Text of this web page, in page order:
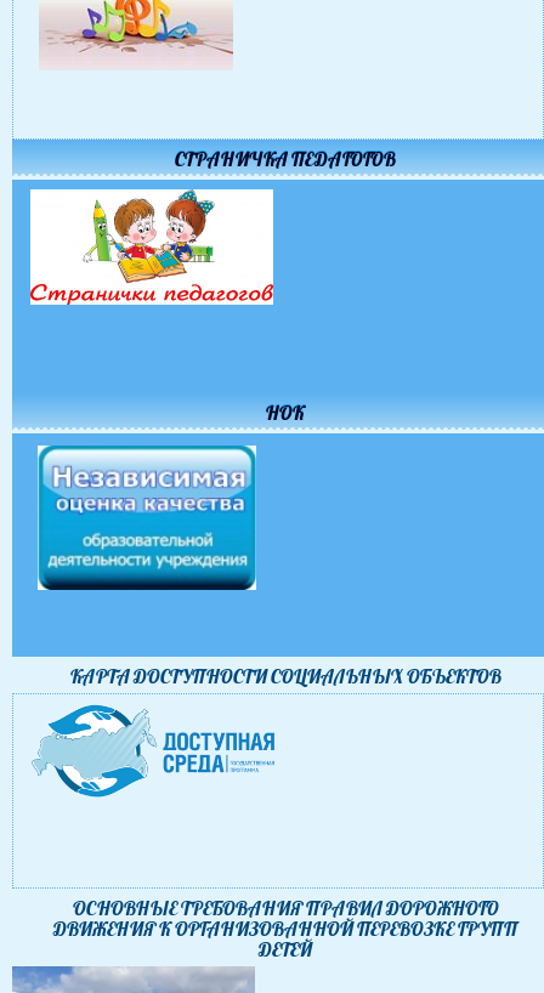
СТРАНИЧКА ПЕДАГОГОВ
НОК
КАРТА ДОСТУПНОСТИ CОЦИАЛЬНЫХ ОБЪЕКТОВ
ОСНОВНЫЕ ТРЕБОВАНИЯ ПРАВИЛ ДОРОЖНОГО
ДВИЖЕНИЯ К ОРГАНИЗОВАННОЙ ПЕРЕВОЗКЕ ГРУПП
ДЕТЕЙ